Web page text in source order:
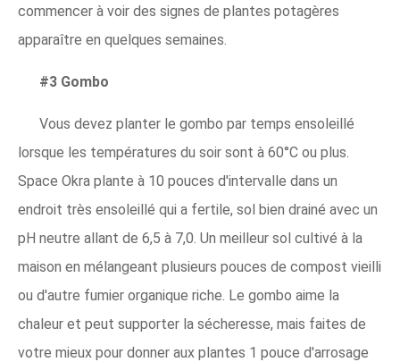
commencer à voir des signes de plantes potagères
apparaître en quelques semaines.
#3 Gombo
Vous devez planter le gombo par temps ensoleillé
lorsque les températures du soir sont à 60°C ou plus.
Space Okra plante à 10 pouces d'intervalle dans un
endroit très ensoleillé qui a fertile, sol bien drainé avec un
pH neutre allant de 6,5 à 7,0. Un meilleur sol cultivé à la
maison en mélangeant plusieurs pouces de compost vieilli
ou d'autre fumier organique riche. Le gombo aime la
chaleur et peut supporter la sécheresse, mais faites de
votre mieux pour donner aux plantes 1 pouce d'arrosage